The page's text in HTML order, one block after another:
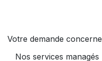
Votre demande concerne